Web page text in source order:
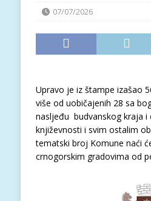
07/07/2026
Upravo je iz štampe izašao
više od uobičajenih 28 sa
nasljeđu budvanskog kraja
književnosti i svim ostalim
tematski broj Komune naći
crnogorskim gradovima od